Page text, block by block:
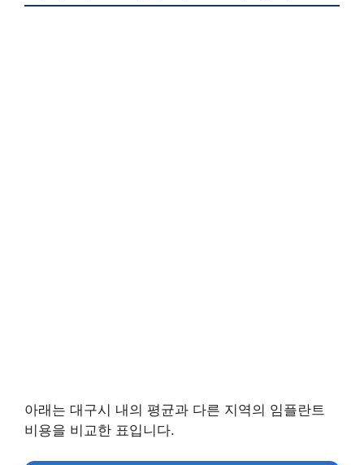
아래는 대구시 내의 평균과 다른 지역의 임플란트
비용을 비교한 표입니다.